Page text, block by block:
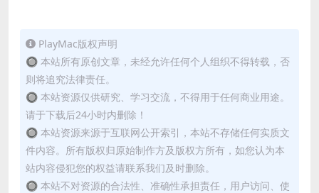
PlayMac版权声明
🔘 本站所有原创文章，未经允许任何个人组织不得转载，否
则将追究法律责任。
🔘 本站资源仅供研究、学习交流，不得用于任何商业用途。
请于下载后24小时内删除！
🔘 本站资源来源于互联网公开索引，本站不存储任何实质文
件内容。所有版权归原始制作方及版权方所有，如您认为本
站内容侵犯您的权益请联系我们及时删除。
🔘 本站不对资源的合法性、准确性承担责任，用户访问、使